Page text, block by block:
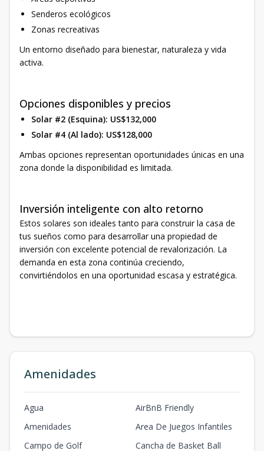
Senderos ecológicos
Zonas recreativas
Un entorno diseñado para bienestar, naturaleza y vida
activa.
Opciones disponibles y precios
Solar #2 (Esquina): US$132,000
Solar #4 (Al lado): US$128,000
Ambas opciones representan oportunidades únicas en una
zona donde la disponibilidad es limitada.
Inversión inteligente con alto retorno
Estos solares son ideales tanto para construir la casa de
tus sueños como para desarrollar una propiedad de
inversión con excelente potencial de revalorización. La
demanda en esta zona continúa creciendo,
convirtiéndolos en una oportunidad escasa y estratégica.
Amenidades
Agua
AirBnB Friendly
Amenidades
Area De Juegos Infantiles
Campo de Golf
Cancha de Basket Ball